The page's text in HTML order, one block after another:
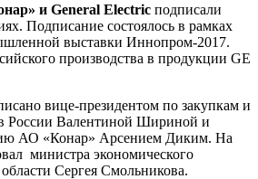
и General Electric подписали
Подписание состоялось в рамках
выставки Иннопром-2017.
производства в продукции GE
вице-президентом по закупкам и
России Валентиной Шириной и
АО «Конар» Арсением Диким. На
министра экономического
Сергея Смольникова.